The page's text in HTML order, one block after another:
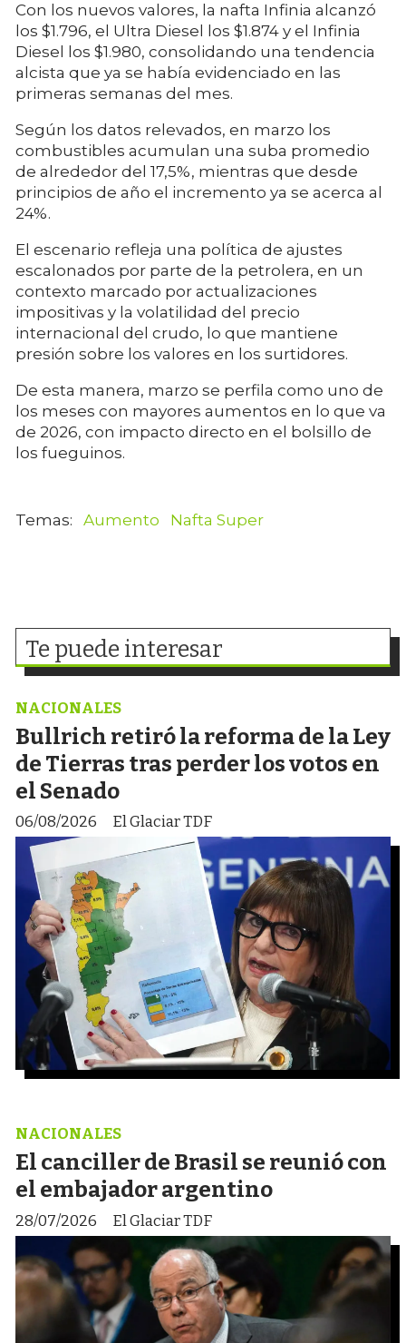
Con los nuevos valores, la nafta Infinia alcanzó
los $1.796, el Ultra Diesel los $1.874 y el Infinia
Diesel los $1.980, consolidando una tendencia
alcista que ya se había evidenciado en las
primeras semanas del mes.
Según los datos relevados, en marzo los
combustibles acumulan una suba promedio
de alrededor del 17,5%, mientras que desde
principios de año el incremento ya se acerca al
24%.
El escenario refleja una política de ajustes
escalonados por parte de la petrolera, en un
contexto marcado por actualizaciones
impositivas y la volatilidad del precio
internacional del crudo, lo que mantiene
presión sobre los valores en los surtidores.
De esta manera, marzo se perfila como uno de
los meses con mayores aumentos en lo que va
de 2026, con impacto directo en el bolsillo de
los fueguinos.
Aumento Nafta Super
Te puede interesar
Bullrich retiró la reforma de la Ley
de Tierras tras perder los votos en
el Senado
El Glaciar TDF
NACIONALES
06/08/2026
El canciller de Brasil se reunió con
el embajador argentino
El Glaciar TDF
NACIONALES
28/07/2026